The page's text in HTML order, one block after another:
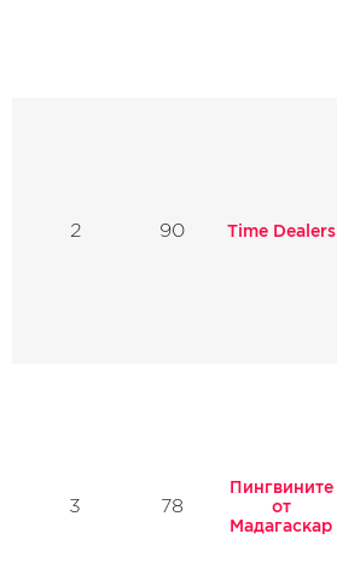
2 90 Time Dealers
3 78
Пингвините
от
Мадагаскар